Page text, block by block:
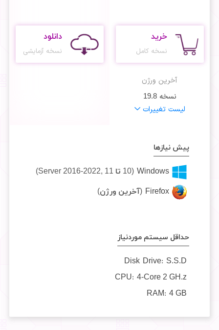
خرید
نسخه کامل
آخرین ورژن
نسخه 19.8
لیست تغییرات
دانلود
نسخه آزمایشی
پیش نیازها
Windows (10 تا 11 ,Server 2016-2022)
Firefox (آخرین ورژن)
حداقل سیستم موردنیاز
Disk Drive: S.S.D
CPU:4-Core 2 GH.z
RAM:4 GB